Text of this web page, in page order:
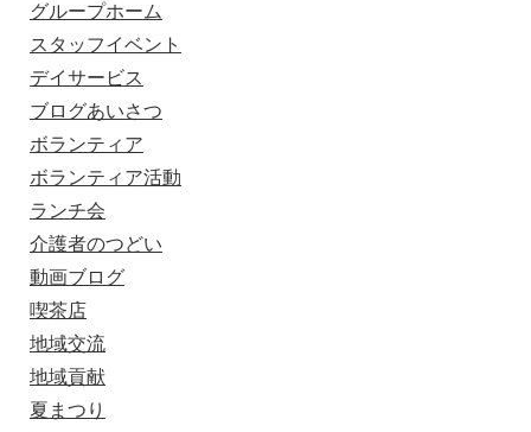
グループホーム
スタッフイベント
デイサービス
ブログあいさつ
ボランティア
ボランティア活動
ランチ会
介護者のつどい
動画ブログ
喫茶店
地域交流
地域貢献
夏まつり